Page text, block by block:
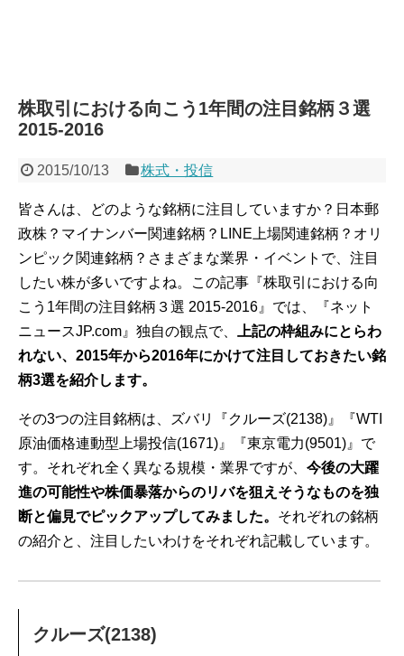
株取引における向こう1年間の注目銘柄３選
2015-2016
2015/10/13 株式・投信
皆さんは、どのような銘柄に注目していますか？日本郵
政株？マイナンバー関連銘柄？LINE上場関連銘柄？オリ
ンピック関連銘柄？さまざまな業界・イベントで、注目
したい株が多いですよね。この記事『株取引における向
こう1年間の注目銘柄３選 2015-2016』では、『ネット
ニュースJP.com』独自の観点で、
上記の枠組みにとらわ
れない、2015年から2016年にかけて注目しておきたい銘
柄3選を紹介します。
その3つの注目銘柄は、ズバリ『クルーズ(2138)』『WTI
原油価格連動型上場投信(1671)』『東京電力(9501)』で
す。それぞれ全く異なる規模・業界ですが、 今後の大躍
進の可能性や株価暴落からのリバを狙えそうなものを独
断と偏見でピックアップしてみました。 それぞれの銘柄
の紹介と、注目したいわけをそれぞれ記載しています。
クルーズ(2138)